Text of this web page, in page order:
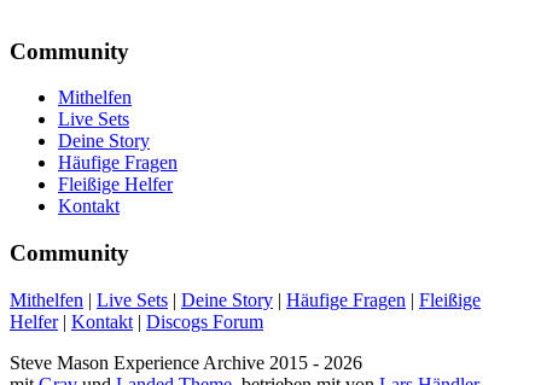
Community
Mithelfen
Live Sets
Deine Story
Häufige Fragen
Fleißige Helfer
Kontakt
Community
Mithelfen | Live Sets | Deine Story | Häufige Fragen | Fleißige
Helfer| Kontakt | Discogs Forum
Steve Mason Experience Archive 2015 - 2026